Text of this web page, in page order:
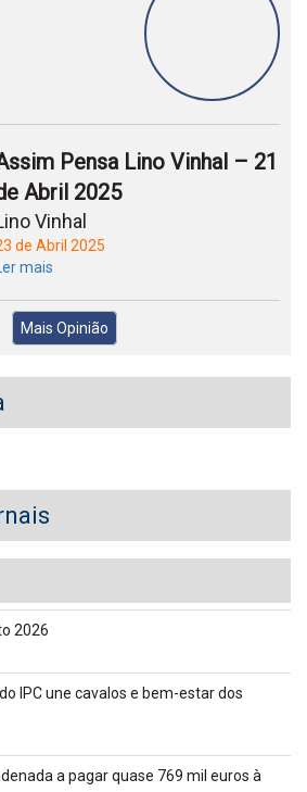
Pensa Lino Vinhal – 21
Abril 2025
Vinhal
de Abril 2025
Ler mais
Mais Opinião
2026
IPC une cavalos e bem-estar dos
a pagar quase 769 mil euros à